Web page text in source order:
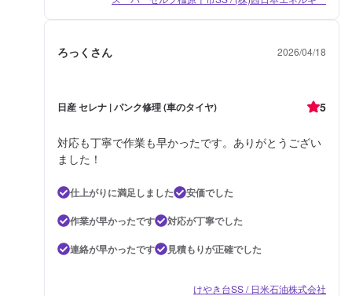
ろっくさん 2026/04/18
日産 セレナ | パンク修理 (車のタイヤ) 5
対応も丁寧で作業も早かったです。ありがとうござい
ました！
仕上がりに満足しました
安価でした
作業が早かったです
対応が丁寧でした
連絡が早かったです
見積もりが正確でした
けやき台SS / 日米石油株式会社